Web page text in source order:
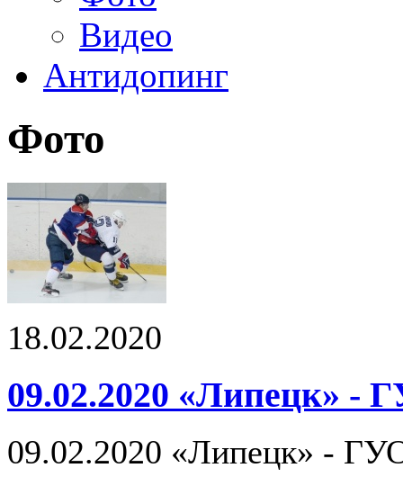
Видео
Антидопинг
Фото
18.02.2020
09.02.2020 «Липецк» -
09.02.2020 «Липецк» -